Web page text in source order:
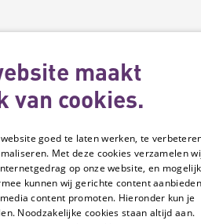
maakt
van cookies.
goed te laten werken, te
Met deze cookies verzamelen
op onze website, en mogelijk
kunnen wij gerichte content
content promoten. Hieronder kun je
Noodzakelijke cookies staan altijd aan.